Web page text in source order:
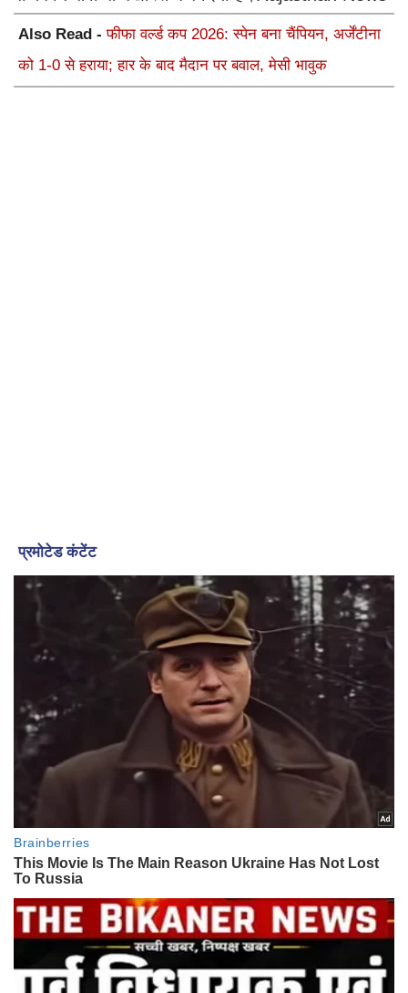
Also Read -फीफा वर्ल्ड कप 2026: स्पेन बना चैंपियन, अर्जेंटीना
को 1-0 से हराया; हार के बाद मैदान पर बवाल, मेसी भावुक